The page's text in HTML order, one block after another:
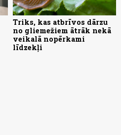
Triks, kas atbrīvos dārzu
no gliemežiem ātrāk nekā
veikalā nopērkami
līdzekļi